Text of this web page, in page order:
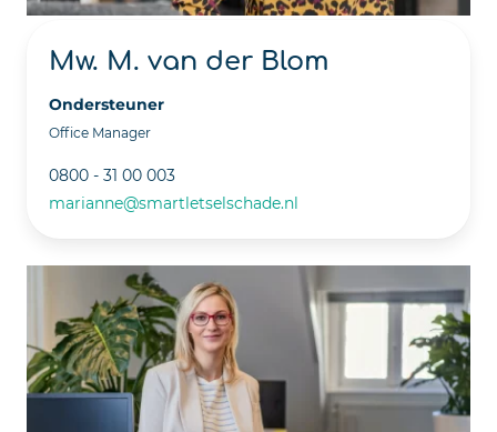
Mw. M. van der Blom
Ondersteuner
Office Manager
0800 - 31 00 003
marianne@smartletselschade.nl